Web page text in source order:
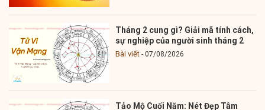
Tháng 2 cung gì? Giải mã tính cách,
sự nghiệp của người sinh tháng 2
Bài viết 07/08/2026
Tảo Mộ Cuối Năm: Nét Đẹp Tâm